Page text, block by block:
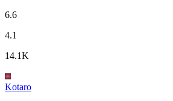
6.6
4.1
14.1K
Kotaro